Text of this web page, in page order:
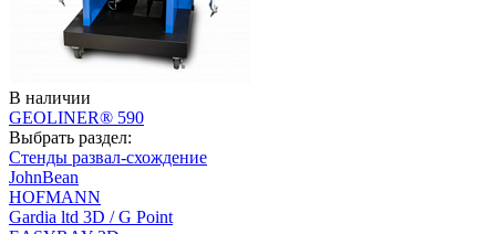
В наличии
GEOLINER® 590
Выбрать раздел:
Стенды развал-схождение
JohnBean
HOFMANN
Gardia ltd 3D / G Point